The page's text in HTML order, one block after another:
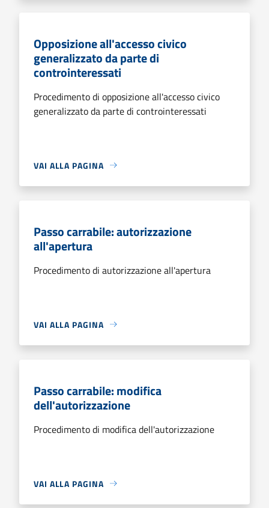
Opposizione all'accesso civico
generalizzato da parte di
controinteressati
Procedimento di opposizione all'accesso civico
generalizzato da parte di controinteressati
VAI ALLA PAGINA
Passo carrabile: autorizzazione
all'apertura
Procedimento di autorizzazione all'apertura
VAI ALLA PAGINA
Passo carrabile: modifica
dell'autorizzazione
Procedimento di modifica dell'autorizzazione
VAI ALLA PAGINA